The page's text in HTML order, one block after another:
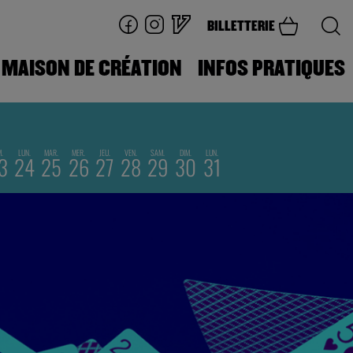
BILLETTERIE
MAISON DE CRÉATION INFOS PRATIQUES
LUN.
24 MAR.
25 MER.
26 JEU.
27 VEN.
28 SAM.
29 DIM.
30 LUN.
31